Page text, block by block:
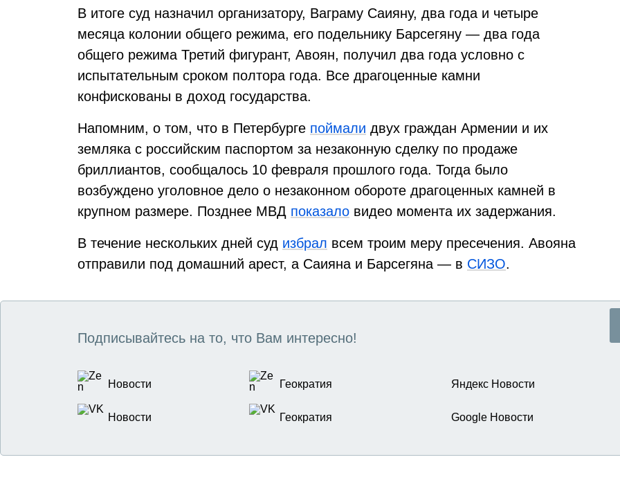
В итоге суд назначил организатору, Ваграму Саияну, два года и четыре
месяца колонии общего режима, его подельнику Барсегяну — два года
общего режима Третий фигурант, Авоян, получил два года условно с
испытательным сроком полтора года. Все драгоценные камни
конфискованы в доход государства.
Напомним, о том, что в Петербурге поймали двух граждан Армении и их
земляка с российским паспортом за незаконную сделку по продаже
бриллиантов, сообщалось 10 февраля прошлого года. Тогда было
возбуждено уголовное дело о незаконном обороте драгоценных камней в
крупном размере. Позднее МВД показало видео момента их задержания.
В течение нескольких дней суд избрал всем троим меру пресечения. Авояна
отправили под домашний арест, а Саияна и Барсегяна — в СИЗО.
Подписывайтесь на то, что Вам интересно!
Новости Геократия Яндекс Новости
Новости Геократия Google Новости